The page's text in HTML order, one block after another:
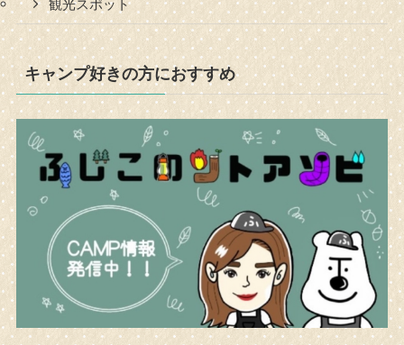
観光スポット
キャンプ好きの方におすすめ